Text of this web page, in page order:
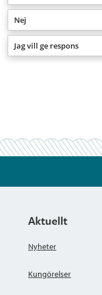
Nej
Jag vill ge respons
Aktuellt
Nyheter
Kungörelser